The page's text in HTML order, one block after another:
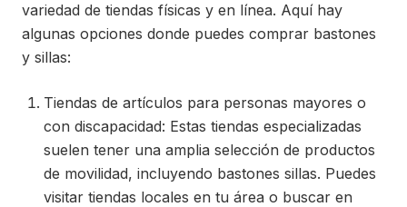
variedad de tiendas físicas y en línea. Aquí hay
algunas opciones donde puedes comprar bastones
y sillas:
Tiendas de artículos para personas mayores o
con discapacidad: Estas tiendas especializadas
suelen tener una amplia selección de productos
de movilidad, incluyendo bastones sillas. Puedes
visitar tiendas locales en tu área o buscar en